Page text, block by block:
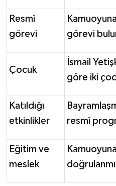
Resmî
görevi
görevi
Çocuk
İsmail
göre iki
Katıldığı
etkinlikler
resmî
Eğitim ve
meslek